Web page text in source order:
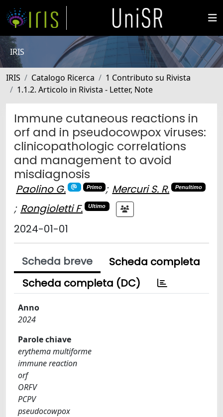
IRIS
IRIS Catalogo Ricerca
1 Contributo su Rivista
1.1.2. Articolo in Rivista - Letter, Note
Immune cutaneous reactions in
orf and in pseudocowpox viruses:
clinicopathologic correlations
and management to avoid
misdiagnosis
Paolino G. Primo ; Mercuri S. R. Penultimo
; Rongioletti F. Ultimo
2024-01-01
Scheda breve
Scheda completa
Scheda completa (DC)
Anno
2024
Parole chiave
erythema multiforme
immune reaction
orf
ORFV
PCPV
pseudocowpox